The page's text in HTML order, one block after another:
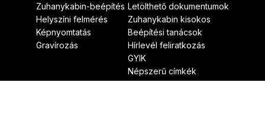
Zuhanykabin-beépítés
Helyszíni felmérés
Képnyomtatás
Gravírozás
Letölthető dokumentumok
Zuhanykabin kisokos
Beépítési tanácsok
Hírlevél feliratkozás
GYIK
Népszerű címkék